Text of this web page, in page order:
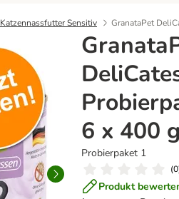
Katzennassfutter Sensitiv GranataPet
6 x 400 g
Probierpaket 1
(0
Produkt